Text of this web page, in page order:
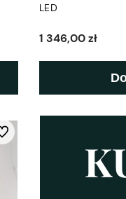
LED
1 346,00 zł
ulubionych